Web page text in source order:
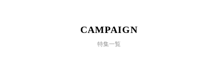
CAMPAIGN
特集一覧